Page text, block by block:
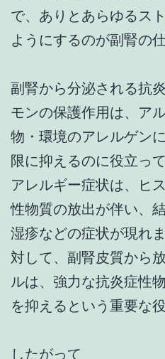
で、ありとあらゆるス
ようにするのが副腎の
副腎から分泌される抗
モンの保護作用は、ア
物・環境のアレルゲン
限に抑えるのに役立っ
アレルギー症状は、ヒ
性物質の放出が伴い、
湿疹などの症状が現れ
対して、副腎皮質から
ルは、強力な抗炎症性
を抑えるという重要な
したがって